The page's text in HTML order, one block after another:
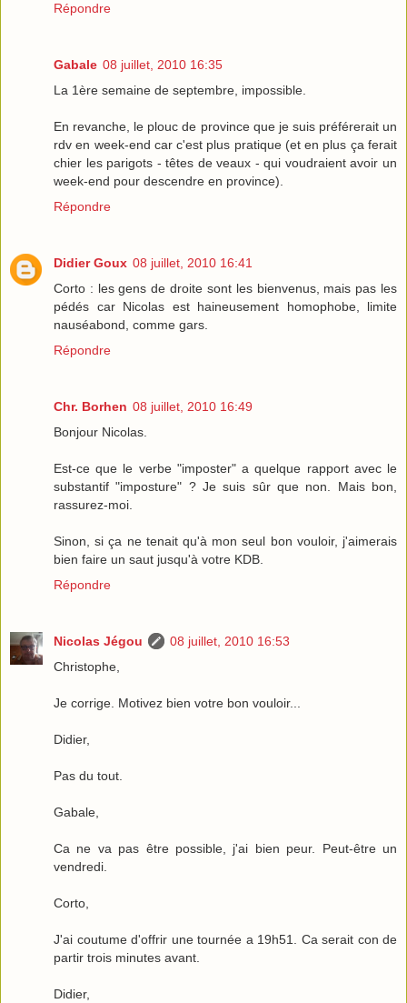
Répondre
Gabale 08 juillet, 2010 16:35
La 1ère semaine de septembre, impossible.
En revanche, le plouc de province que je suis préférerait un
rdv en week-end car c'est plus pratique (et en plus ça ferait
chier les parigots - têtes de veaux - qui voudraient avoir un
week-end pour descendre en province).
Répondre
Didier Goux 08 juillet, 2010 16:41
Corto : les gens de droite sont les bienvenus, mais pas les
pédés car Nicolas est haineusement homophobe, limite
nauséabond, comme gars.
Répondre
Chr. Borhen 08 juillet, 2010 16:49
Bonjour Nicolas.
Est-ce que le verbe "imposter" a quelque rapport avec le
substantif "imposture" ? Je suis sûr que non. Mais bon,
rassurez-moi.
Sinon, si ça ne tenait qu'à mon seul bon vouloir, j'aimerais
bien faire un saut jusqu'à votre KDB.
Répondre
Nicolas Jégou
08 juillet, 2010 16:53
Christophe,
Je corrige. Motivez bien votre bon vouloir...
Didier,
Pas du tout.
Gabale,
Ca ne va pas être possible, j'ai bien peur. Peut-être un
vendredi.
Corto,
J'ai coutume d'offrir une tournée a 19h51. Ca serait con de
partir trois minutes avant.
Didier,